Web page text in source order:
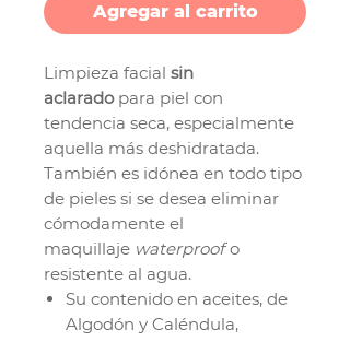
Agregar al carrito
Limpieza facial sin
aclaradopara piel con
tendencia seca, especialmente
aquella más deshidratada.
También es idónea en todo tipo
de pieles si se desea eliminar
cómodamente el
maquillaje waterproofo
resistente al agua.
Su contenido en aceites, de
Algodón y Caléndula,